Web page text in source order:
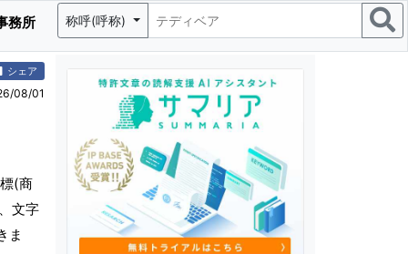
務所 称呼(呼称)
シェア
08/01
(商
文字
ま